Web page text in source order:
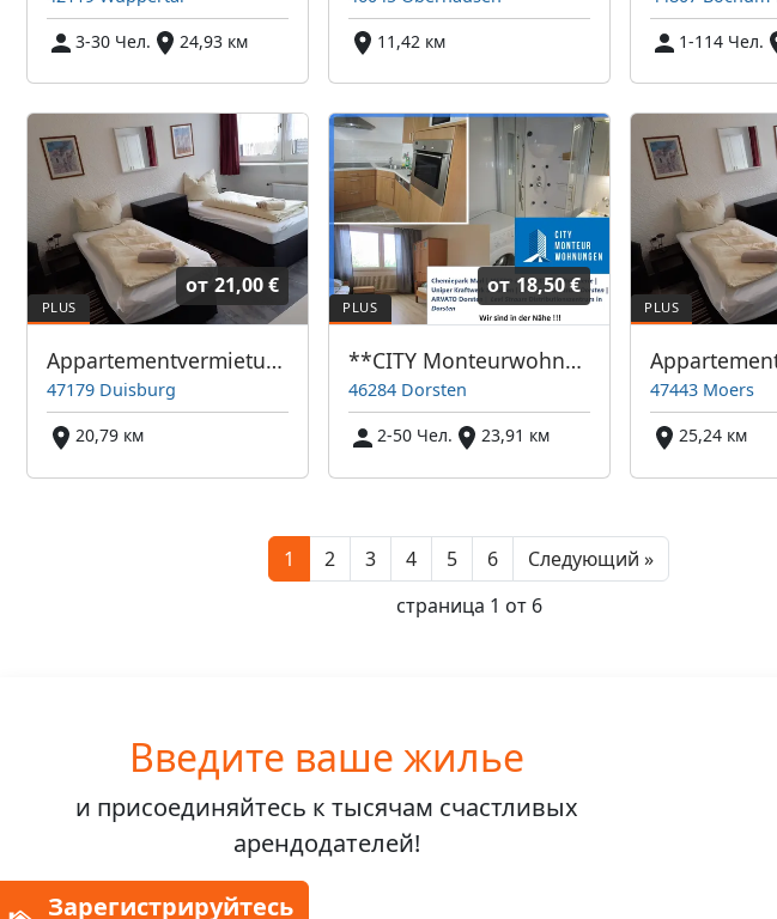
3-30 Чел.
24,93 км
11,42 км
1-114 Чел.
от 21,00 €
Appartementvermietung Ben Leutl
47179 Duisburg
20,79 км
от 18,50 €
**CITY Monteurwohnungen**- Monteurwohnungen in Dorsten
46284 Dorsten
2-50 Чел.
23,91 км
47443 Moers
25,24 км
1 2 3 4 5 6 Следующий »Next
страница 1 от 6
Введите ваше жилье
и присоединяйтесь ктысячам счастливых
арендодателей!
Зарегистрируйтесь